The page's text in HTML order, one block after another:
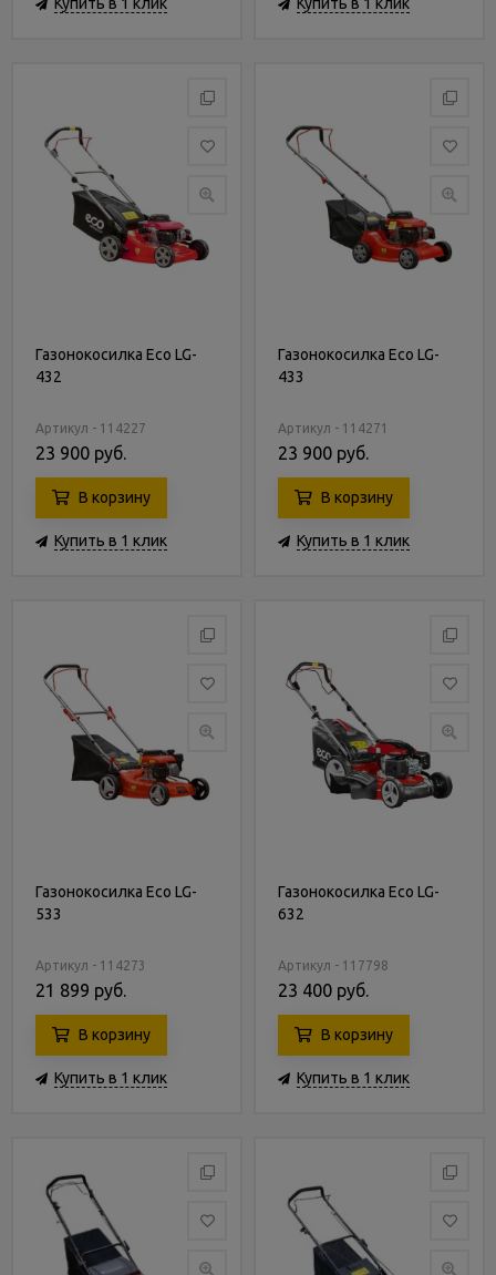
Газонокосилка Eco LG-
432
Артикул - 114227
23 900 руб.
В корзину
Купить в 1 клик
Газонокосилка Eco LG-
433
Артикул - 114271
23 900 руб.
В корзину
Купить в 1 клик
Газонокосилка Eco LG-
533
Артикул - 114273
21 899 руб.
В корзину
Купить в 1 клик
Газонокосилка Eco LG-
632
Артикул - 117798
23 400 руб.
В корзину
Купить в 1 клик